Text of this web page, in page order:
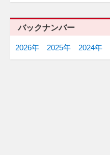
バックナンバー
2026年 2025年 2024年